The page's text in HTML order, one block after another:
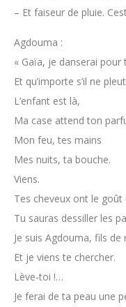
– Et faiseur de pluie.
Agdouma :
« Gaïa, je danserai pour
Et qu’importe s’il ne
L’enfant est là,
Ma case attend ton
Mon feu, tes mains
Mes nuits, ta bouche.
Viens.
Tes cheveux ont le goût
Tu sauras dessiller les
Je suis Agdouma, fils de
Et je viens te chercher.
Lève-toi !…
Je ferai de ta peau une